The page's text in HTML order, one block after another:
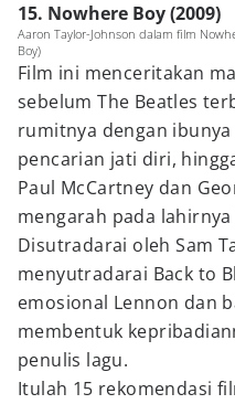
15. Nowhere Boy (2009)
Aaron Taylor-Johnson dalam film
Boy)
Film ini menceritakan
sebelum The Beatles
rumitnya dengan
pencarian jati diri,
Paul McCartney dan
mengarah pada
Disutradarai oleh Sam
menyutradarai Back to
emosional Lennon dan
membentuk
penulis lagu.
Itulah 15 rekomendasi